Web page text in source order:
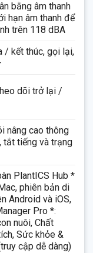
bằng âm thanh
hạn âm thanh để
trên 118 dBA
/ kết thúc, gọi lại,
dõi trở lại /
nâng cao thông
tắt tiếng và trạng
PlantICS Hub *
phiên bản di
Android và iOS,
Pro *:
nuôi, Chất
Sức khỏe &
cập dễ dàng)